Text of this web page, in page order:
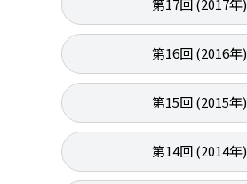
第17回 (2017年)
第16回 (2016年)
第15回 (2015年)
第14回 (2014年)